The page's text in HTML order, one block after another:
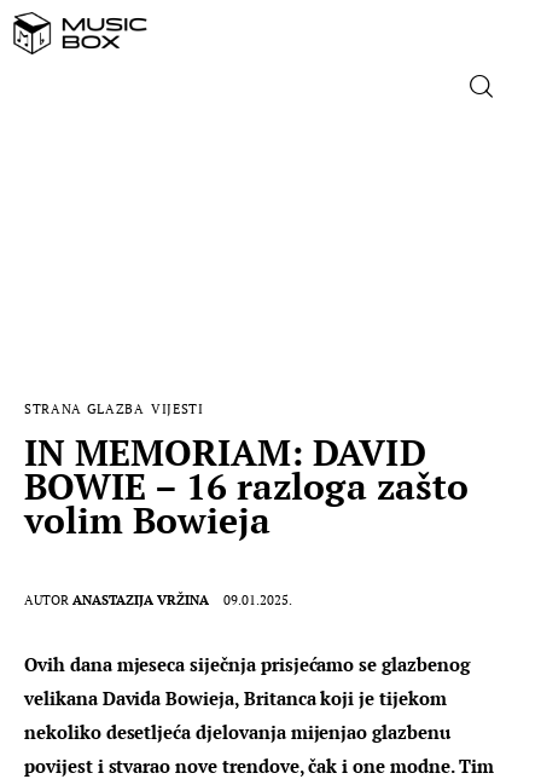
MUSIC BOX
STRANA GLAZBA VIJESTI
IN MEMORIAM: DAVID
BOWIE – 16 razloga zašto
volim Bowieja
AUTOR ANASTAZIJA VRŽINA 09.01.2025.
Ovih dana mjeseca siječnja prisjećamo se glazbenog
velikana Davida Bowieja, Britanca koji je tijekom
nekoliko desetljeća djelovanja mijenjao glazbenu
povijest i stvarao nove trendove, čak i one modne. Tim